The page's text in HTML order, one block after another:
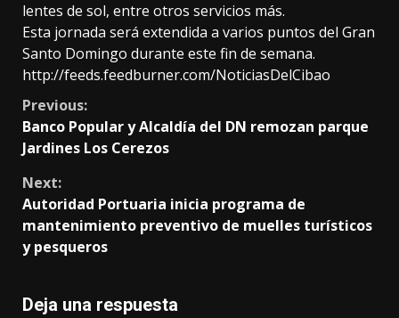
lentes de sol, entre otros servicios más.
Esta jornada será extendida a varios puntos del Gran
Santo Domingo durante este fin de semana.
http://feeds.feedburner.com/NoticiasDelCibao
Continue
Reading
Previous:
Banco Popular y Alcaldía del DN remozan parque
Jardines Los Cerezos
Next:
Autoridad Portuaria inicia programa de
mantenimiento preventivo de muelles turísticos
y pesqueros
Deja una respuesta